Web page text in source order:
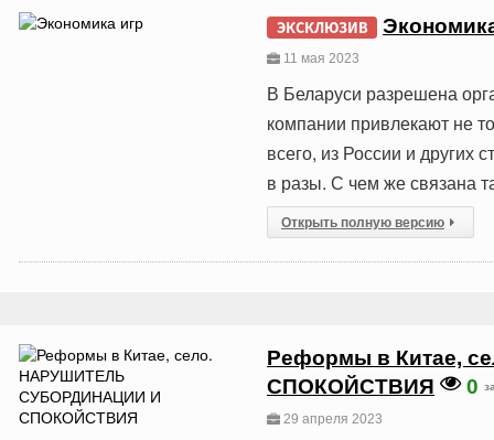
ЭКСКЛЮЗИВ
11 мая 2023
В Беларуси разрешена
компании привлекают не
всего, из России и
в разы. С чем же связана
Открыть полную версию
Реформы в Китае,
СПОКОЙСТВИЯ
0
29 апреля 2023